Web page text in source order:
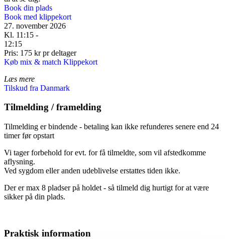
Book din plads
Book med klippekort
27. november 2026
Kl. 11:15 -
12:15
Pris: 175 kr pr deltager
Køb mix & match Klippekort
Læs mere
Tilskud fra Danmark
Tilmelding / framelding
Tilmelding er bindende - betaling kan ikke refunderes senere end 24
timer før opstart
Vi tager forbehold for evt. for få tilmeldte, som vil afstedkomme
aflysning.
Ved sygdom eller anden udeblivelse erstattes tiden ikke.
Der er max 8 pladser på holdet - så tilmeld dig hurtigt for at være
sikker på din plads.
Praktisk information